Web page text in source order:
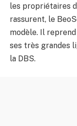
les propriétaires
rassurent, le
modèle. Il
ses très grandes
la DBS.